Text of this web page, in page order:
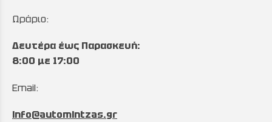
Ωράριο:
Δευτέρα έως Παρασκευή:
8:00 με 17:00
Email:
info@automintzas.gr